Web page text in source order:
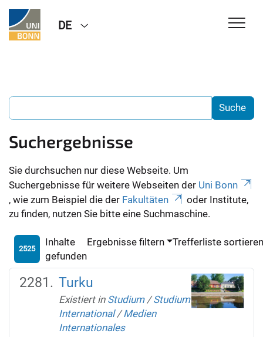
DE
Suchergebnisse
Sie durchsuchen nur diese Webseite. Um
Suchergebnisse für weitere Webseiten der Uni Bonn
, wie zum Beispiel die der Fakultäten
oder Institute,
zu finden, nutzen Sie bitte eine Suchmaschine.
2525
Inhalte
gefunden
Ergebnisse filtern Trefferliste
Turku
Existiert in Studium /Studium
International /Medien
Internationales